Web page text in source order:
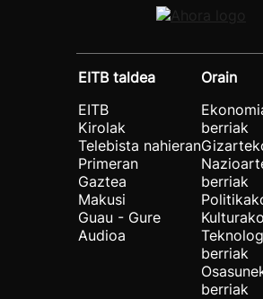
EITB taldea
EITB
Kirolak
Telebista nahieran
Primeran
Gaztea
Makusi
Guau - Gure
Audioa
Orain
berriak
berriak
berriak
berriak